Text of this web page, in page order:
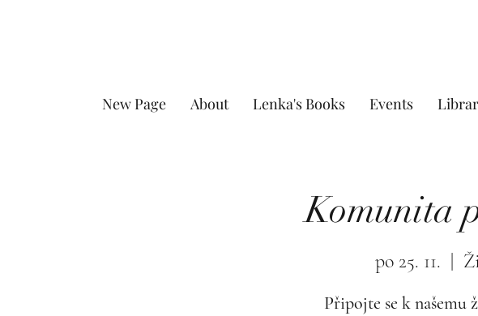
New Page About Lenka's Books Events
Komunita
po 25. 11.
Připojte se k našemu